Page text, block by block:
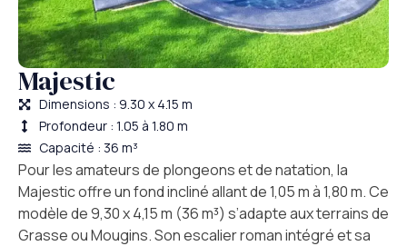
Majestic
Dimensions : 9.30 x 4.15 m
Profondeur : 1.05 à 1.80 m
Capacité : 36 m³
Pour les amateurs de plongeons et de natation, la
Majestic offre un fond incliné allant de 1,05 m à 1,80 m. Ce
modèle de 9,30 x 4,15 m (36 m³) s’adapte aux terrains de
Grasse ou Mougins. Son escalier roman intégré et sa